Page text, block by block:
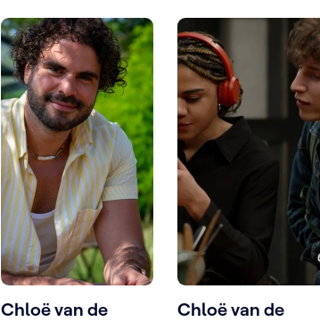
op hun tenen
waren getrapt’
Chloë van de
Chloë van de